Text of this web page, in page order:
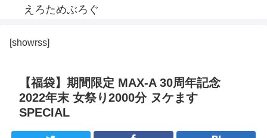
えろためぶろぐ
[showrss]
【福袋】期間限定 MAX-A 30周年記念
2022年末 女祭り2000分 ヌケます
SPECIAL